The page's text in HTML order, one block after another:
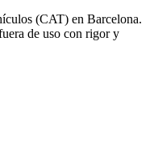
(CAT) en Barcelona.
de uso con rigor y